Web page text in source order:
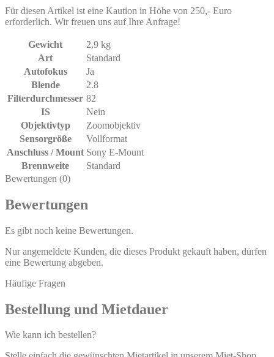
Für diesen Artikel ist eine Kaution in Höhe von 250,- Euro
erforderlich. Wir freuen uns auf Ihre Anfrage!
Gewicht
2,9 kg
Art
Standard
Autofokus
Ja
Blende
2.8
Filterdurchmesser 82
IS
Nein
Objektivtyp
Zoomobjektiv
Sensorgröße
Vollformat
Anschluss / Mount Sony E-Mount
Brennweite
Standard
Bewertungen (0)
Bewertungen
Es gibt noch keine Bewertungen.
Nur angemeldete Kunden, die dieses Produkt gekauft haben, dürfen
eine Bewertung abgeben.
Häufige Fragen
Bestellung und Mietdauer
Wie kann ich bestellen?